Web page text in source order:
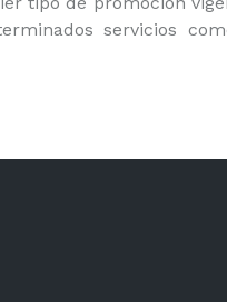
servicios